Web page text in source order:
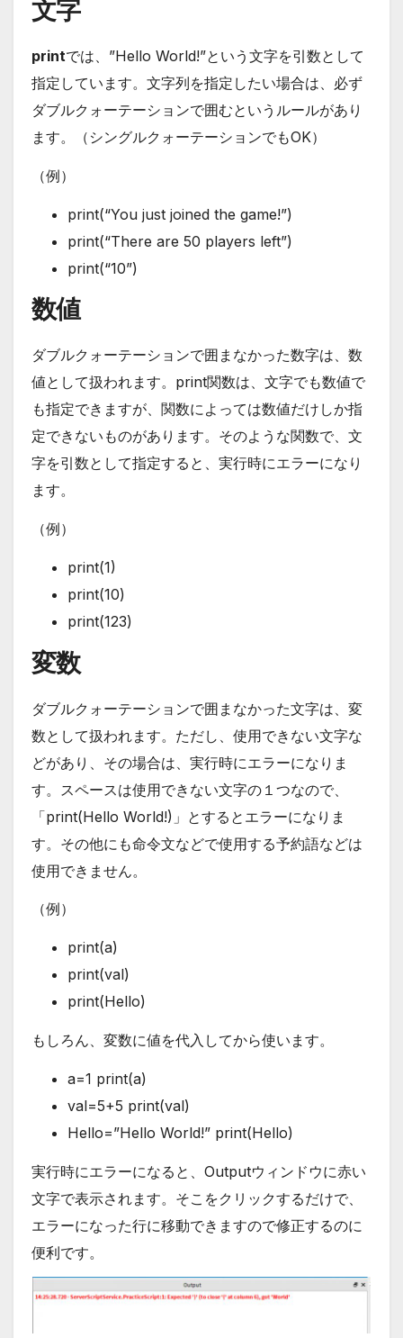
文字
printでは、”Hello World!”という文字を引数として
指定しています。文字列を指定したい場合は、必ず
ダブルクォーテーションで囲むというルールがあり
ます。（シングルクォーテーションでもOK）
（例）
print(“You just joined the game!”)
print(“There are 50 players left”)
print(“10”)
数値
ダブルクォーテーションで囲まなかった数字は、数
値として扱われます。print関数は、文字でも数値で
も指定できますが、関数によっては数値だけしか指
定できないものがあります。そのような関数で、文
字を引数として指定すると、実行時にエラーになり
ます。
（例）
print(1)
print(10)
print(123)
変数
ダブルクォーテーションで囲まなかった文字は、変
数として扱われます。ただし、使用できない文字な
どがあり、その場合は、実行時にエラーになりま
す。スペースは使用できない文字の１つなので、
「print(Hello World!)」とするとエラーになりま
す。その他にも命令文などで使用する予約語などは
使用できません。
（例）
print(a)
print(val)
print(Hello)
もしろん、変数に値を代入してから使います。
a=1 print(a)
val=5+5 print(val)
Hello=”Hello World!” print(Hello)
実行時にエラーになると、Outputウィンドウに赤い
文字で表示されます。そこをクリックするだけで、
エラーになった行に移動できますので修正するのに
便利です。